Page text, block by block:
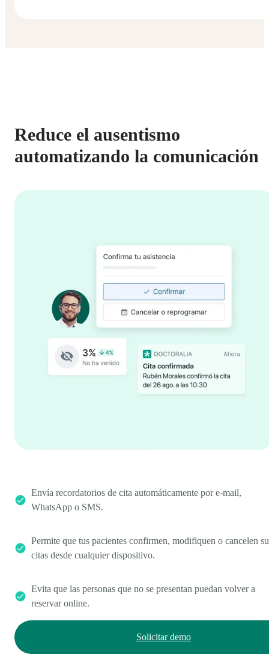
Reduce el ausentismo
automatizando la comunicación
Envía recordatorios de cita automáticamente por e-mail,
WhatsApp o SMS.
Permite que tus pacientes confirmen, modifiquen o cancelen
citas desde cualquier dispositivo.
Evita que las personas que no se presentan puedan volver a
reservar online.
Solicitar demo